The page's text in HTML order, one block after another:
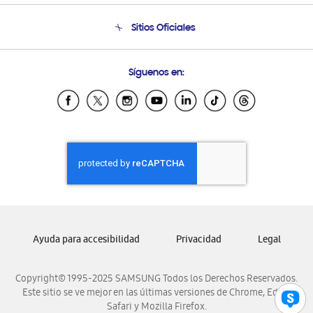
Soporte vía eMail
Sitios Oficiales
Samsung Ecuador
Samsung El Salvador
Samsung Honduras
Samsung Nicaragua
Samsung Panamá
Samsung Venezuela
Síguenos en:
Copyright© 1995-2025 SAMSUNG Todos los Derechos Reservados.
Este sitio se ve mejor en las últimas versiones de Chrome, Edge,
Safari y Mozilla Firefox.
Ayuda para accesibilidad Privacidad Legal